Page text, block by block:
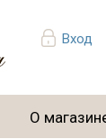
Вход
О